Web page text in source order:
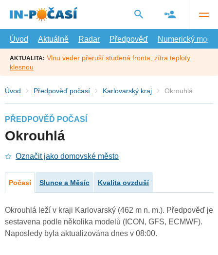
hlavní
Úvod
Aktuálně Radar Předpověď Numerický model
AKTUALITA: Vlnu veder přeruší studená fronta, zítra teploty
klesnou
Úvod Předpověď počasí Karlovarský kraj Okrouhlá
PŘEDPOVĚĎ POČASÍ
Okrouhlá
Označit jako domovské město
Počasí Slunce a Měsíc Kvalita ovzduší
Okrouhlá leží v kraji Karlovarský (462 m n. m.). Předpověď je
sestavena podle několika modelů (ICON, GFS, ECMWF).
Naposledy byla aktualizována dnes v 08:00.